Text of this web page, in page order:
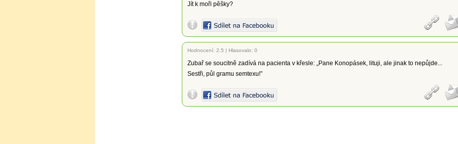
Jít k moři pěšky?
Hodnocení: 2.5 | Hlasovalo: 0
Zubař se soucitně zadívá na pacienta v křesle: „Pane Konopásek, lituji, ale jinak to nepůjde...
Sestři, půl gramu semtexu!”